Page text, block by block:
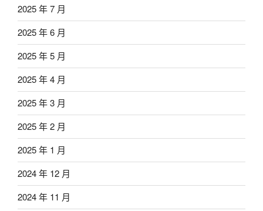
2025 年 7 月
2025 年 6 月
2025 年 5 月
2025 年 4 月
2025 年 3 月
2025 年 2 月
2025 年 1 月
2024 年 12 月
2024 年 11 月